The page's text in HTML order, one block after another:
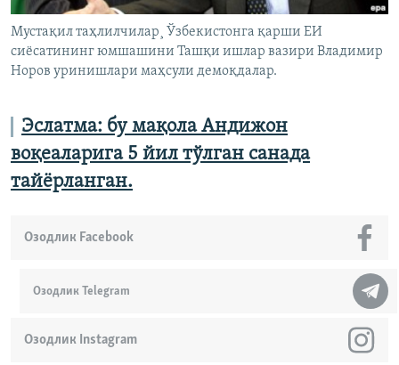
Мустақил таҳлилчилар¸ Ўзбекистонга қарши ЕИ
сиëсатининг юмшашини Ташқи ишлар вазири Владимир
Норов уринишлари маҳсули демоқдалар.
Эслатма: бу мақола Андижон
воқеаларига 5 йил тўлган санада
тайёрланган.
Озодлик Telegram
Озодлик Instagram
Озодлик Facebook